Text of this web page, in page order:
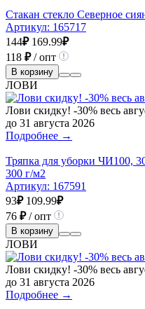
Стакан стекло Северное
Артикул: 165717
144₽ 169.99₽
118 ₽/ опт
В корзину
ЛОВИ
Лови скидку! -30% весь
до 31 августа 2026
Подробнее →
Тряпка для уборки ЧИ100,
300 г/м2
Артикул: 167591
93₽ 109.99₽
76 ₽/ опт
В корзину
ЛОВИ
Лови скидку! -30% весь
до 31 августа 2026
Подробнее →